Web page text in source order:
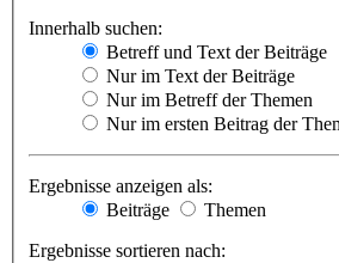
Innerhalb suchen:
Betreff und Text der Beiträge
Nur im Text der Beiträge
Nur im Betreff der Themen
Nur im ersten Beitrag der
Ergebnisse anzeigen als:
Beiträge
Themen
Ergebnisse sortieren nach: